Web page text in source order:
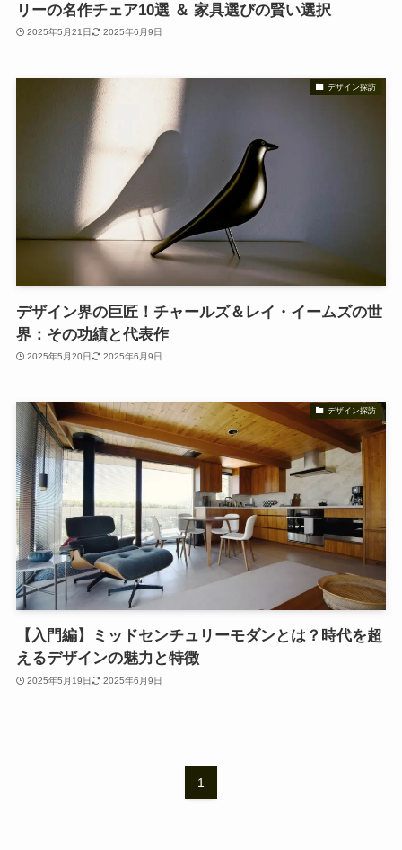
リーの名作チェア10選 ＆ 家具選びの賢い選択
2025年5月21日 2025年6月9日
デザイン探訪
デザイン界の巨匠！チャールズ＆レイ・イームズの世
界：その功績と代表作
2025年5月20日 2025年6月9日
デザイン探訪
【入門編】ミッドセンチュリーモダンとは？時代を超
えるデザインの魅力と特徴
2025年5月19日 2025年6月9日
1